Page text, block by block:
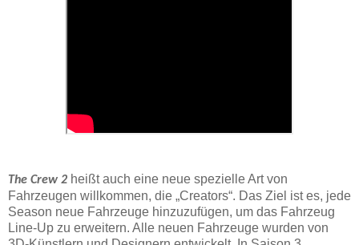
The Crew 2 heißt auch eine neue spezielle Art von
Fahrzeugen willkommen, die „Creators“. Das Ziel ist es, jede
Season neue Fahrzeuge hinzuzufügen, um das Fahrzeug
Line-Up zu erweitern. Alle neuen Fahrzeuge wurden von